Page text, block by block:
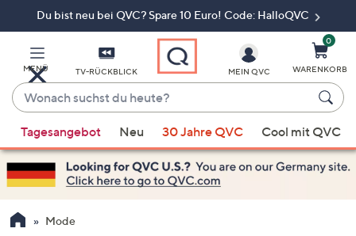
Du bist neu bei QVC? Spare 10 Euro! Code: HalloQVC
MENÜ TV-RÜCKBLICK
Wonach
suchst
du
heute?
Vorschläge
verfügbar
sind,
verwenden
Sie
MEIN QVC
0
WARENKORB
Tagesangebot Neu 30 Jahre QVC Cool mit QVC
Mode